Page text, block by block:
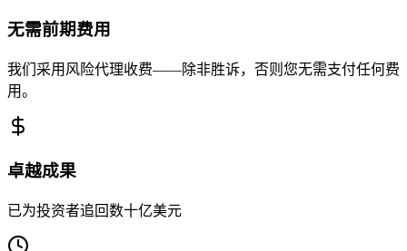
无需前期费用
我们采用风险代理收费——除非胜诉，否则您无需支付任何费
用。
卓越成果
已为投资者追回数十亿美元